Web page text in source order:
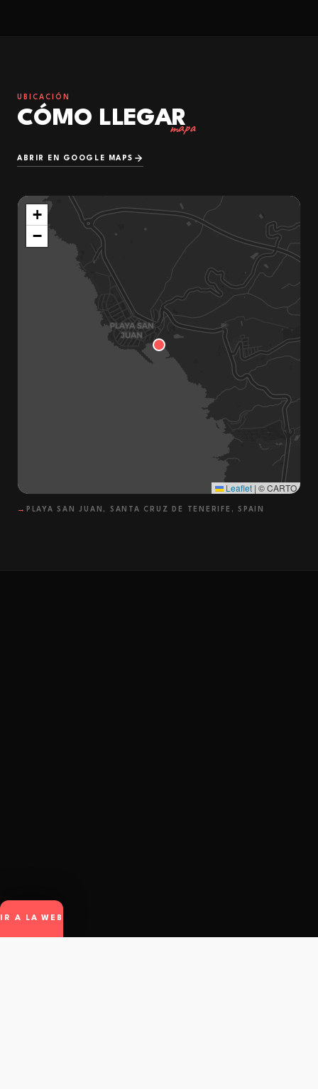
UBICACIÓN
CÓMO LLEGAR
mapa
ABRIR EN GOOGLE MAPS
+
−
Leaflet | © CARTO
→ PLAYA SAN JUAN, SANTA CRUZ DE TENERIFE, SPAIN
IR A LA WEB